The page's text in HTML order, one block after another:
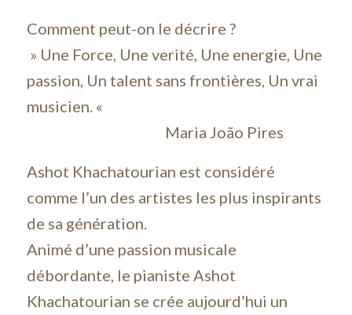
Comment peut-on le décrire ?
» Une Force, Une verité, Une energie, Une
passion, Un talent sans frontières, Un vrai
musicien. «
Maria João Pires
Ashot Khachatourian est considéré
comme l’un des artistes les plus inspirants
de sa génération.
Animé d’une passion musicale
débordante, le pianiste Ashot
Khachatourian se crée aujourd’hui un